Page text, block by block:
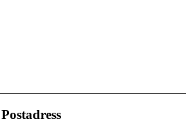
Postadress